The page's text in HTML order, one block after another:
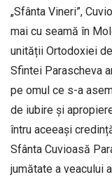
„Sfânta Vineri”,
mai cu seamă în
unității Ortodoxiei
Sfintei Parascheva
pe omul ce s-a
de iubire și
întru aceeași
Sfânta Cuvioasă
jumătate a veacului